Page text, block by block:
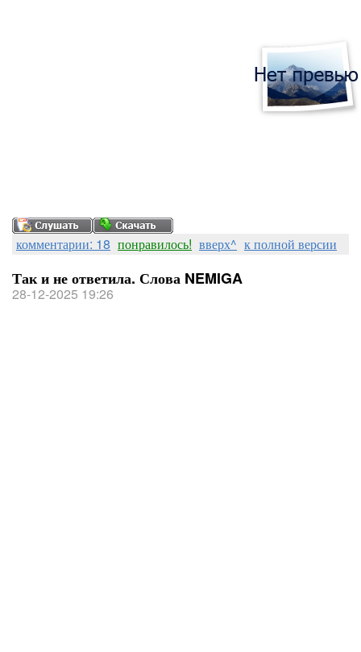
комментарии: 18 понравилось! вверх^ к полной версии
Так и не ответила. Слова NEMIGA
28-12-2025 19:26